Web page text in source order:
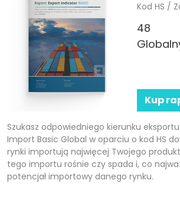
Kod HS /
48
Kup
Szukasz odpowiedniego kierunku
Import Basic Global w oparciu o kod HS
rynki importują najwięcej Twojego
tego importu rośnie czy spada i, co
potencjał importowy danego rynku.